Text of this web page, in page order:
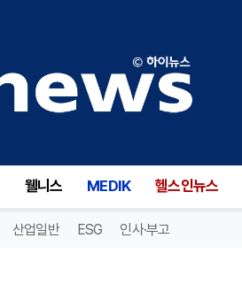
웰니스 MEDIK 헬스인뉴스
산업일반 ESG 인사·부고